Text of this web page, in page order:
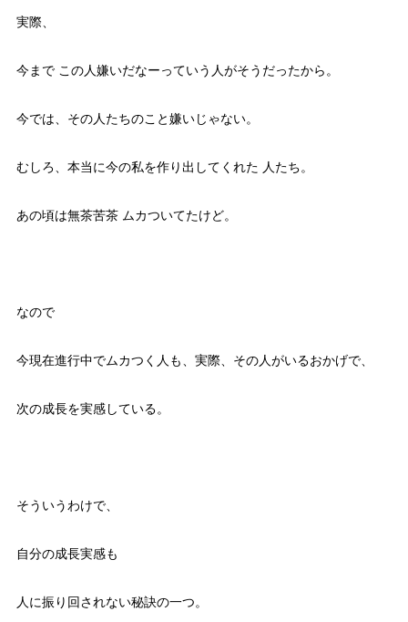
実際、
今まで この人嫌いだなーっていう人がそうだったから。
今では、その人たちのこと嫌いじゃない。
むしろ、本当に今の私を作り出してくれた 人たち。
あの頃は無茶苦茶 ムカついてたけど。
なので
今現在進行中でムカつく人も、実際、その人がいるおかげで、
次の成長を実感している。
そういうわけで、
自分の成長実感も
人に振り回されない秘訣の一つ。